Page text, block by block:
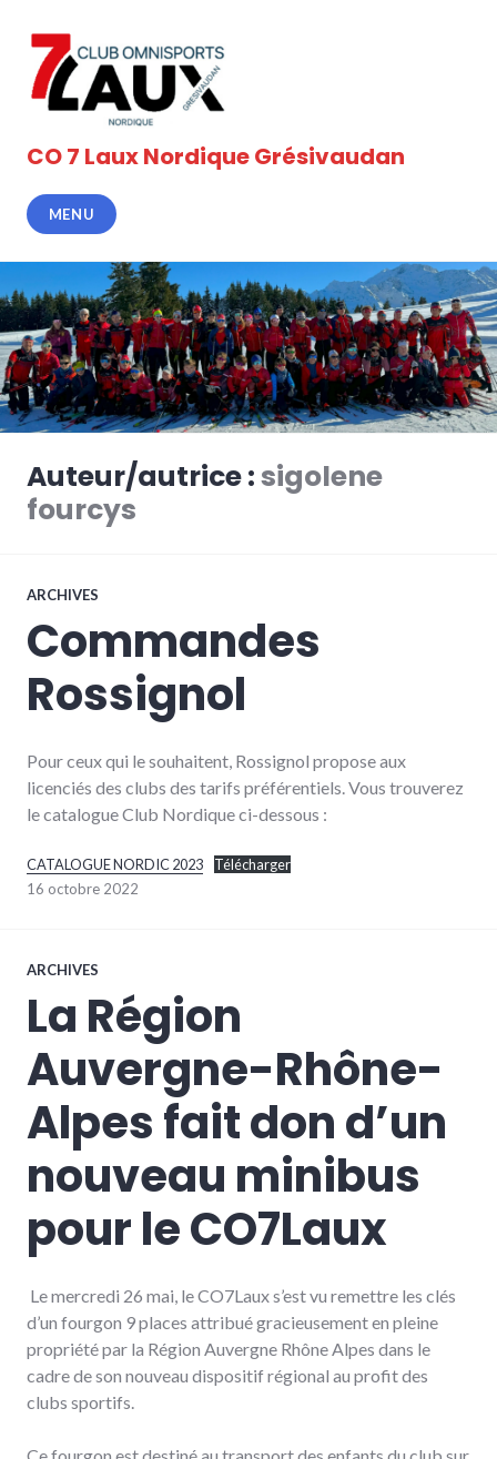
contenu
principal
CO 7 Laux Nordique Grésivaudan
MENU
Auteur/autrice :sigolene
fourcys
ARCHIVES
Commandes
Rossignol
Pour ceux qui le souhaitent, Rossignol propose aux
licenciés des clubs des tarifs préférentiels. Vous trouverez
le catalogue Club Nordique ci-dessous :
CATALOGUE NORDIC 2023
Télécharger
16 octobre 2022
ARCHIVES
La Région
Auvergne-Rhône-
Alpes fait don d’un
nouveau minibus
pour le CO7Laux
Le mercredi 26 mai, le CO7Laux s’est vu remettre les clés
d’un fourgon 9 places attribué gracieusement en pleine
propriété par la Région Auvergne Rhône Alpes dans le
cadre de son nouveau dispositif régional au profit des
clubs sportifs.
Ce fourgon est destiné au transport des enfants du club sur